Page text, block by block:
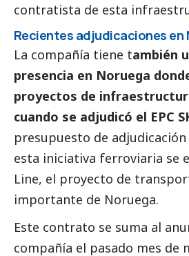
contratista de esta
Recientes adjudicaciones en
La compañía tiene también
presencia en Noruega
proyectos de
cuando se adjudicó el EPC
presupuesto de
esta iniciativa ferroviaria se
Line, el proyecto de
importante de Noruega.
Este contrato se suma al
compañía el pasado mes de